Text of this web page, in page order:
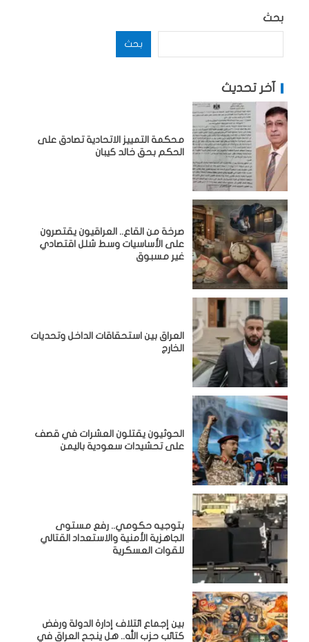
بحث
بحث
آخر تحديث
محكمة التمييز الاتحادية تصادق على
الحكم بحق خالد كيبان
صرخة من القاع.. العراقيون يقتصرون
على الأساسيات وسط شلل اقتصادي
غير مسبوق
‏العراق بين استحقاقات الداخل وتحديات
الخارج
الحوثيون يقتلون العشرات في قصف
على تحشيدات سعودية باليمن
بتوجيه حكومي.. رفع مستوى
الجاهزية الأمنية والاستعداد القتالي
للقوات العسكرية
بين إجماع ائتلاف إدارة الدولة ورفض
كتائب حزب الله.. هل ينجح العراق في